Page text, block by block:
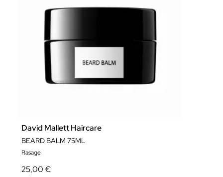
David Mallett Haircare
BEARD BALM 75ML
Rasage
25,00 €